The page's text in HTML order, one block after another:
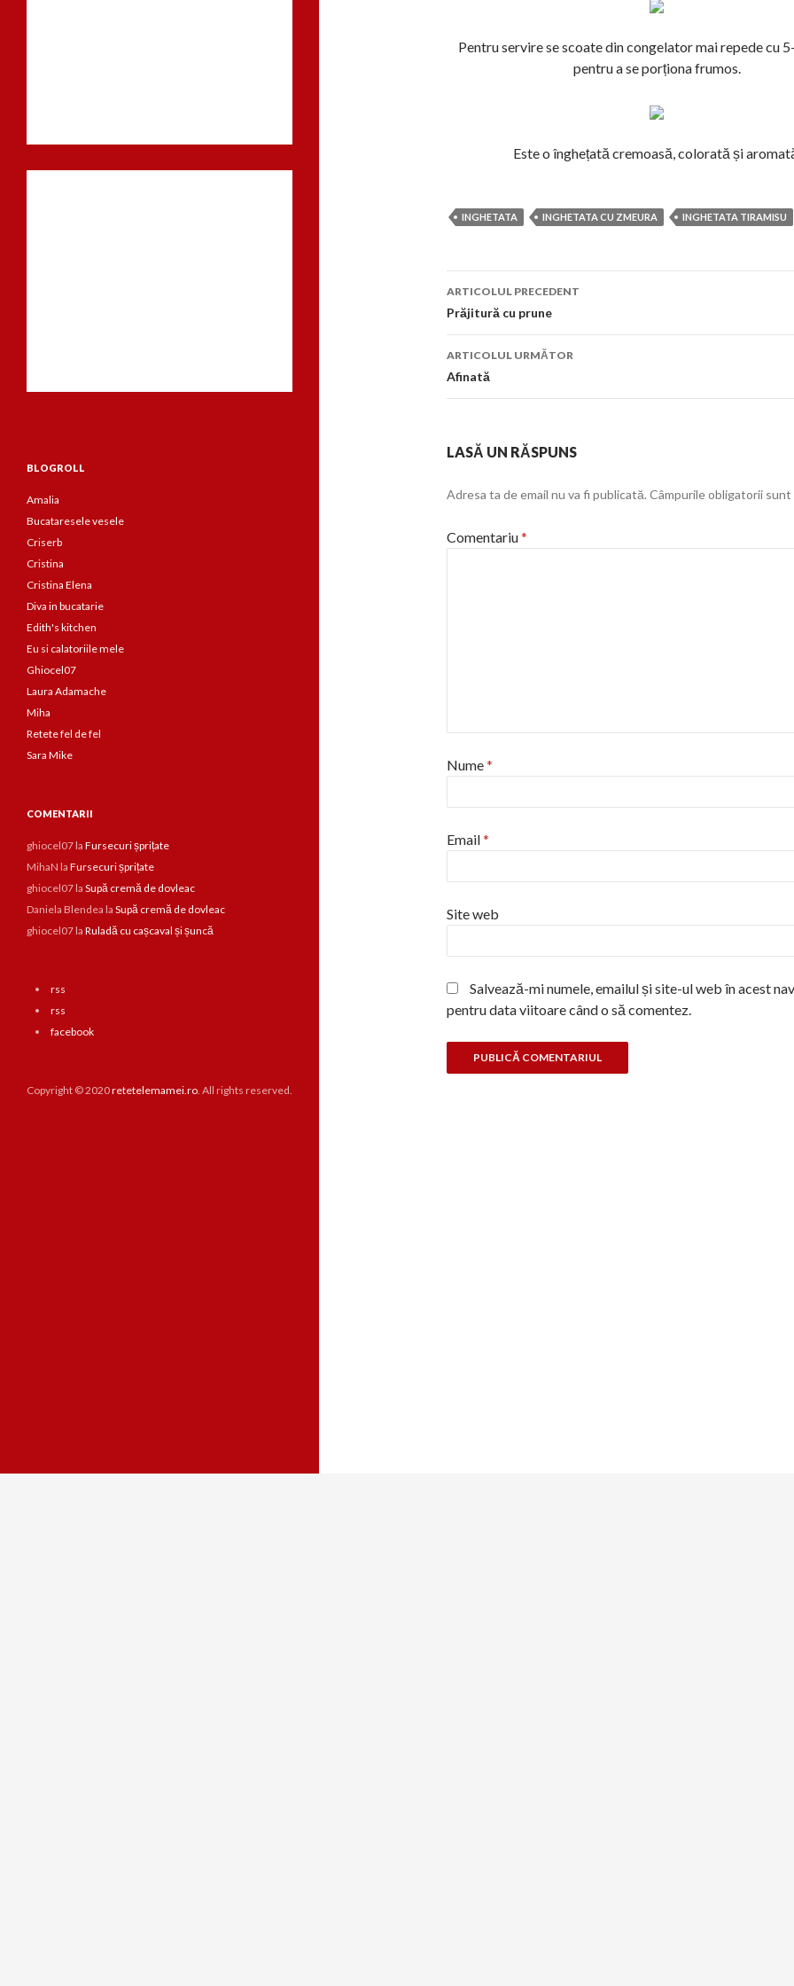
Pentru servire se scoate din congelator mai repede cu
pentru a se porționa frumos.
Este o înghețată cremoasă, colorată și
INGHETATA INGHETATA CU ZMEURA INGHETATA TIRAMISU
Navigare
în
articol
ARTICOLUL PRECEDENT
Prăjitură cu prune
ARTICOLUL URMĂTOR
Afinată
LASĂ UN RĂSPUNS
Adresa ta de email nu va fi publicată. Câmpurile obligatorii sunt
Comentariu*
Nume*
Email*
Site web
Salvează-mi numele, emailul și site-ul web în acest
pentru data viitoare când o să comentez.
BLOGROLL
Amalia
Bucataresele vesele
Criserb
Cristina
Cristina Elena
Diva in bucatarie
Edith's kitchen
Eu si calatoriile mele
Ghiocel07
Laura Adamache
Miha
Retete fel de fel
Sara Mike
COMENTARII
ghiocel07la Fursecuri șprițate
MihaN la Fursecuri șprițate
ghiocel07la Supă cremă de dovleac
Daniela Blendea la Supă cremă de dovleac
ghiocel07la Ruladă cu cașcaval și șuncă
rss
rss
facebook
Copyright © 2020retetelemamei.ro. All rights reserved.